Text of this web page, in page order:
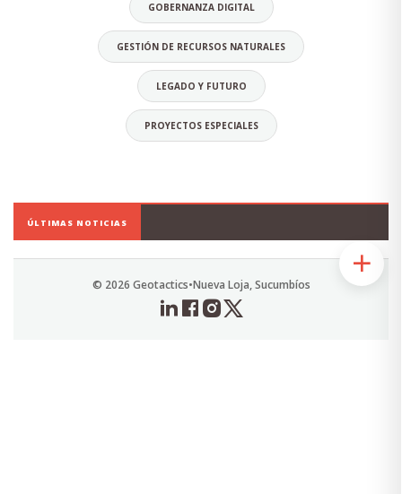
GOBERNANZA DIGITAL
GESTIÓN DE RECURSOS NATURALES
LEGADO Y FUTURO
PROYECTOS ESPECIALES
ÚLTIMAS NOTICIAS
© 2026 Geotactics•Nueva Loja, Sucumbíos
CEO
Economista, Ingeniero Comercial.
Alias: Chuky
Email